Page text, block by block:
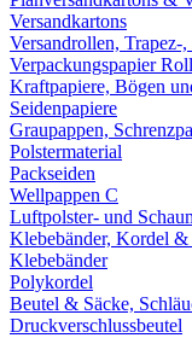
Versandkartons
Versandrollen, Trapez-
Verpackungspapier
Kraftpapiere, Bögen
Seidenpapiere
Graupappen,
Polstermaterial
Packseiden
Wellpappen C
Luftpolster- und
Klebebänder, Kordel &
Klebebänder
Polykordel
Beutel & Säcke,
Druckverschlussbeutel